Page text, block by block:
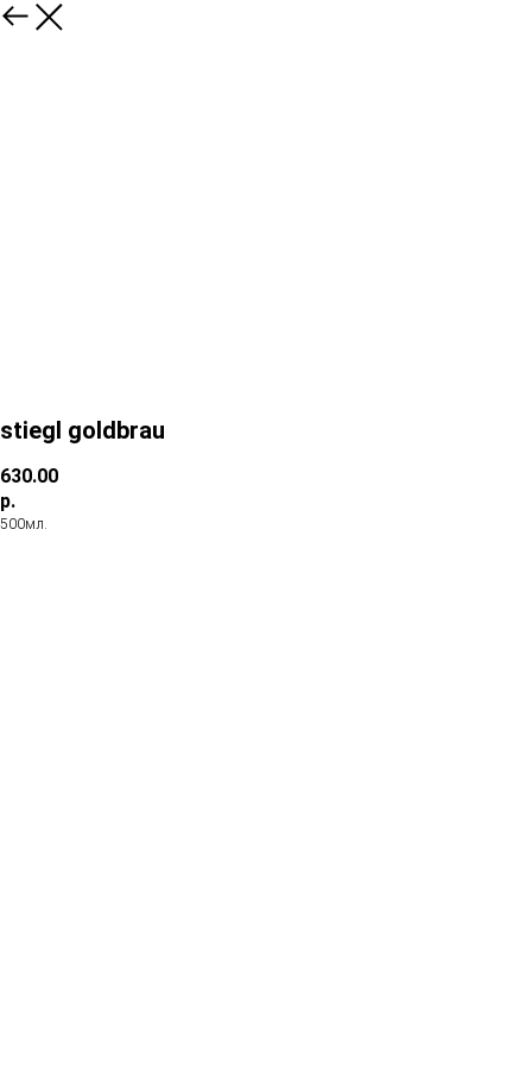
stiegl goldbrau
630.00
р.
500мл.